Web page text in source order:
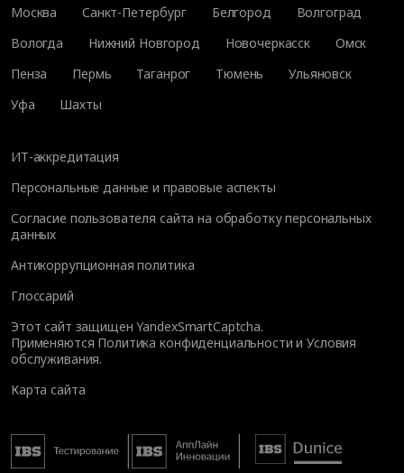
Москва
Санкт-Петербург Белгород
Волгоград
Вологда
Нижний Новгород Новочеркасск
Омск
Пенза
Пермь Таганрог Тюмень
Ульяновск
Уфа
Шахты
ИТ-аккредитация
Персональные данные и правовые аспекты
Согласие пользователя сайта на обработку персональных
данных
Антикоррупционная политика
Глоссарий
Этот сайт защищен YandexSmartCaptcha.
Применяются Политика конфиденциальности иУсловия
обслуживания.
Карта сайта